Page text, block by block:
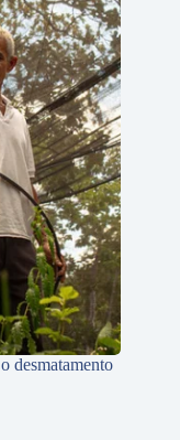
desmatamento